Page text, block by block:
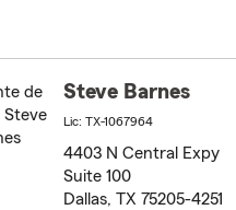
Steve Barnes
Lic: TX-1067964
4403 N Central Expy
Suite 100
Dallas, TX 75205-4251